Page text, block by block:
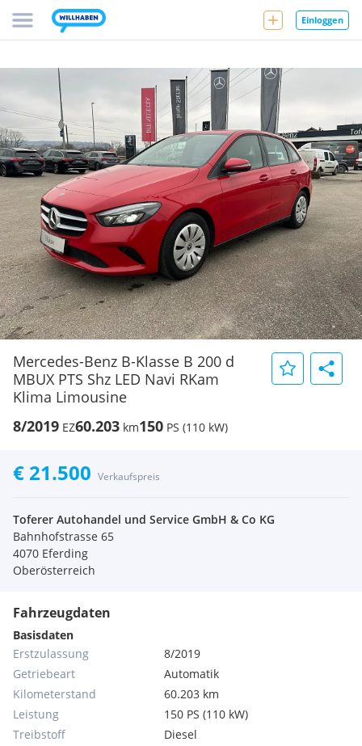
Einloggen
Mercedes-Benz B-Klasse B 200 d
MBUX PTS Shz LED Navi RKam
Klima Limousine
8/2019 EZ60.203 km150 PS (110 kW)
€ 21.500 Verkaufspreis
Toferer Autohandel und Service GmbH & Co KG
Bahnhofstrasse 65
4070 Eferding
Oberösterreich
Fahrzeugdaten
Basisdaten
Erstzulassung
8/2019
Getriebeart
Automatik
Kilometerstand
60.203 km
Leistung
150 PS (110 kW)
Treibstoff
Diesel